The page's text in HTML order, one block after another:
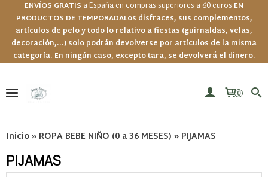
ENVÍOS GRATIS a España en compras superiores a 60 euros EN
PRODUCTOS DE TEMPORADALos disfraces, sus complementos,
artículos de pelo y todo lo relativo a fiestas (guirnaldas, velas,
decoración,...) solo podrán devolverse por artículos de la misma
categoría. En ningún caso, excepto tara, se devolverá el dinero.
0
Inicio» ROPA BEBE NIÑO (0 a 36 MESES) » PIJAMAS
PIJAMAS